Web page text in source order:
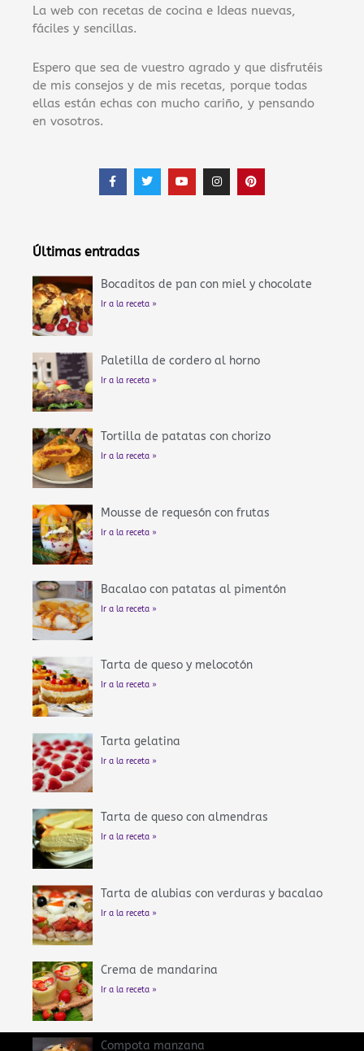
La web con recetas de cocina e Ideas nuevas,
fáciles y sencillas.
Espero que sea de vuestro agrado y que disfrutéis
de mis consejos y de mis recetas, porque todas
ellas están echas con mucho cariño, y pensando
en vosotros.
F
a
c
k
T
w
i
Y
o
u
I
n
s
P
i
n
Últimas entradas
Bocaditos de pan con miel y chocolate
Ir a la receta »
Paletilla de cordero al horno
Ir a la receta »
Tortilla de patatas con chorizo
Ir a la receta »
Mousse de requesón con frutas
Ir a la receta »
Bacalao con patatas al pimentón
Ir a la receta »
Tarta de queso y melocotón
Ir a la receta »
Tarta gelatina
Ir a la receta »
Tarta de queso con almendras
Ir a la receta »
Tarta de alubias con verduras y bacalao
Ir a la receta »
Crema de mandarina
Ir a la receta »
Compota manzana